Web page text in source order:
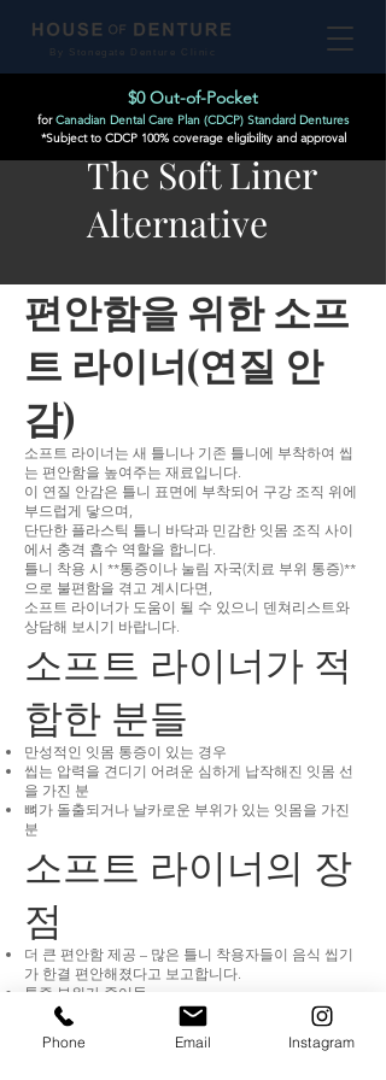
$0 Out-of-Pocket
forCanadian Dental Care Plan (CDCP) Standard Dentures
*Subject to CDCP 100% coverage eligibility and approval
By Stonegate Denture Clinic
The Soft Liner
Alternative
편안함을 위한 소프
트 라이너(연질 안
감)
소프트 라이너는 새 틀니나 기존 틀니에 부착하여 씹
는 편안함을 높여주는 재료입니다.
이 연질 안감은 틀니 표면에 부착되어 구강 조직 위에
부드럽게 닿으며,
단단한 플라스틱 틀니 바닥과 민감한 잇몸 조직 사이
에서 충격 흡수 역할을 합니다.
틀니 착용 시 **통증이나 눌림 자국(치료 부위 통증)**
으로 불편함을 겪고 계시다면,
소프트 라이너가 도움이 될 수 있으니 덴쳐리스트와
상담해 보시기 바랍니다.
소프트 라이너가 적
합한 분들
만성적인 잇몸 통증이 있는 경우
씹는 압력을 견디기 어려운 심하게 납작해진 잇몸 선
을 가진 분
뼈가 돌출되거나 날카로운 부위가 있는 잇몸을 가진
분
소프트 라이너의 장
점
더 큰 편안함 제공 – 많은 틀니 착용자들이 음식 씹기
가 한결 편안해졌다고 보고합니다.
통증 부위가 줄어듦
40년 이상 검증된 기술로, 지속적으로 소재와 제작 기
술이 향상되어 왔습니다.
소프트 라이너가 어떻게 도움이 되는지 의치사에게
Phone Email Instagram